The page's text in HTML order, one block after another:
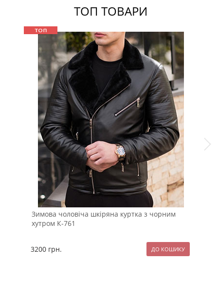
ТОП ТОВАРИ
Зимова чоловіча шкіряна куртка з чорним
хутром К-761
3200 грн.